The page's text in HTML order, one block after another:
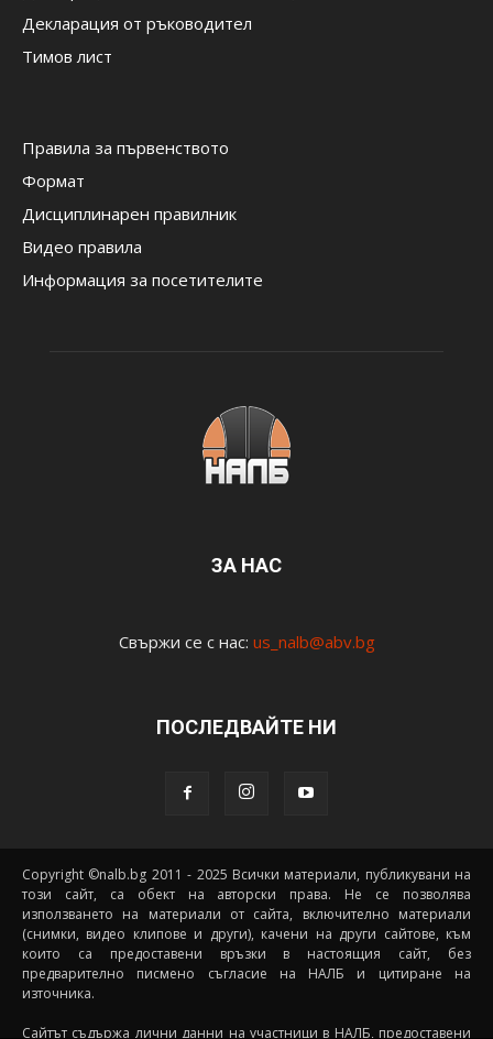
Декларация от ръководител
Тимов лист
Правила за първенството
Формат
Дисциплинарен правилник
Видео правила
Информация за посетителите
ЗА НАС
Свържи се с нас: us_nalb@abv.bg
ПОСЛЕДВАЙТЕ НИ
Copyright ©nalb.bg 2011 - 2025 Всички материали, публикувани на
този сайт, са обект на авторски права. Не се позволява
използването на материали от сайта, включително материали
(снимки, видео клипове и други), качени на други сайтове, към
които са предоставени връзки в настоящия сайт, без
предварително писмено съгласие на НАЛБ и цитиране на
източника.
Сайтът съдържа лични данни на участници в НАЛБ, предоставени